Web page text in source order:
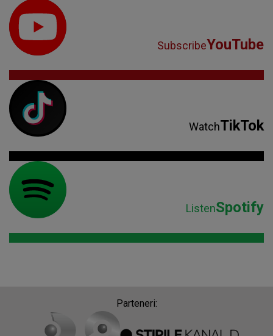
SubscribeYouTube
WatchTikTok
ListenSpotify
Parteneri: